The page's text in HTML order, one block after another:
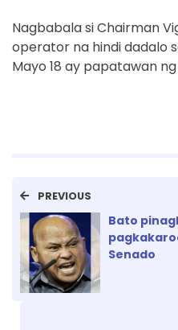
Nagbabala si Chairman
operator na hindi dadalo
Mayo 18 ay papatawan
PREVIOUS
Bato
Senado